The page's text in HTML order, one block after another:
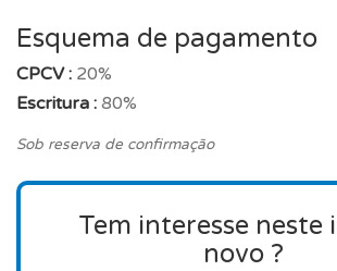
preços de mercado quando
apartamento novo com essas
mesma localização em Funchal. Este
verdadeiramente uma ótima escolha!
Entre em contato conosco para
visita.
Esquema de pagamento
CPCV : 20%
Escritura : 80%
Sob reserva de confirmação
Tem interesse neste
novo ?